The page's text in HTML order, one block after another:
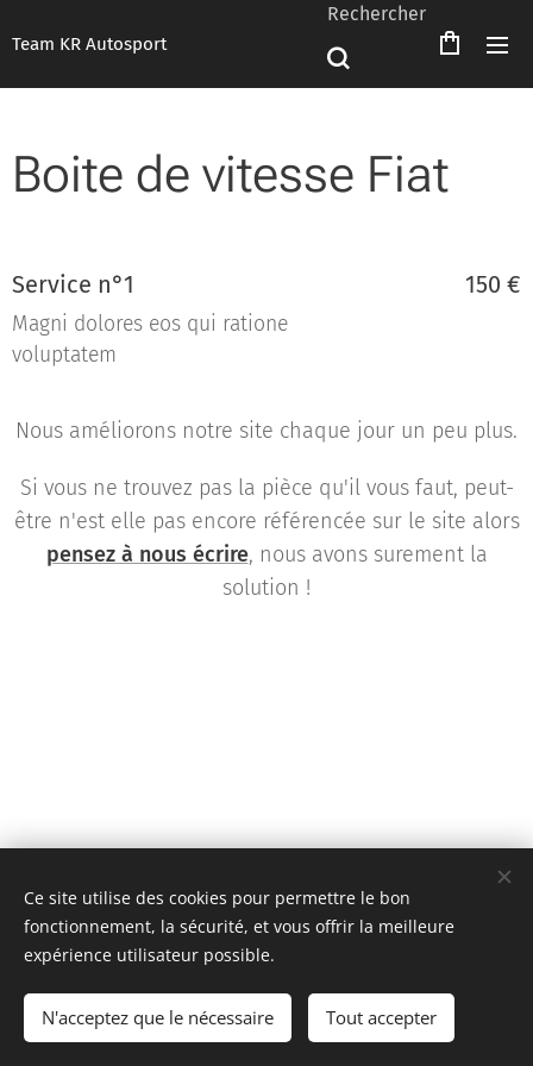
Team KR Autosport
Rechercher
Boite de vitesse Fiat
Service n°1
Magni dolores eos qui ratione
voluptatem
150 €
Nous améliorons notre site chaque jour un peu plus.
Si vous ne trouvez pas la pièce qu'il vous faut, peut-
être n'est elle pas encore référencée sur le site alors
pensez à nous écrire, nous avons surement la
solution !
Team KR Autosport - Création originale 2D Unlimited © 2018
Toutes images non libres de droits
Ce site utilise des cookies pour permettre le bon
fonctionnement, la sécurité, et vous offrir la meilleure
expérience utilisateur possible.
N'acceptez que le nécessaire Tout accepter